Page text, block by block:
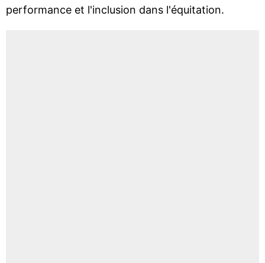
performance et l'inclusion dans l'équitation.